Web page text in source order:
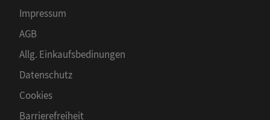
Impressum
AGB
Allg. Einkaufsbedinungen
Datenschutz
Cookies
Barrierefreiheit